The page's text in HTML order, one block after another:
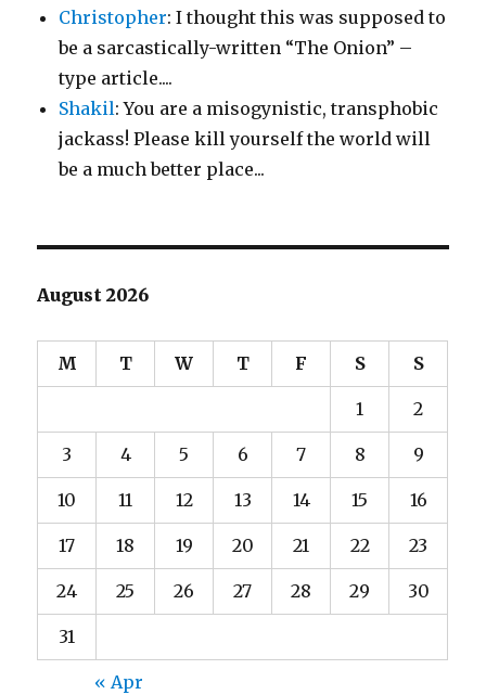
Christopher: I thought this was supposed to
be a sarcastically-written “The Onion” –
type article....
Shakil: You are a misogynistic, transphobic
jackass! Please kill yourself the world will
be a much better place...
August 2026
M T W T F S S
1 2
3 4 5 6 7 8 9
10 11 12 13 14 15 16
17 18 19 20 21 22 23
24 25 26 27 28 29 30
31
« Apr